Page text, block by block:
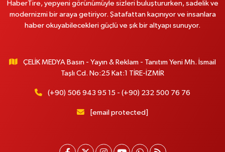
HaberTire, yepyeni görünümüyle sizleri buluştururken, sadelik ve
modernizmi bir araya getiriyor. Şatafattan kaçınıyor ve insanlara
haber okuyabilecekleri güçlü ve şık bir altyapı sunuyor.
ÇELİK MEDYA Basın - Yayın & Reklam - Tanıtım Yeni Mh. İsmail
Taşlı Cd. No:25 Kat:1 TİRE-İZMİR
(+90) 506 943 95 15 - (+90) 232 500 76 76
[email protected]